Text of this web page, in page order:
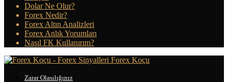
Dolar Ne Olur?
Forex Nedir?
Forex Altın Analizleri
Forex Anlık Yorumları
Nasıl FK Kullanırım?
Forex Koçu
Zarar Olasılığınız